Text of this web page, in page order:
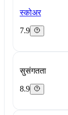
स्कोअर
7.9
सुसंगतता
8.9